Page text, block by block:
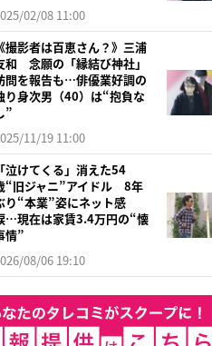
02/08 11:00
《撮影者は百恵さん？》三浦
和 念願の「縁結び神社」
問を報告も…俳優業好調の
り身次男（40）は“抱負な
”
11/19 11:00
「泣けてくる」消えた54
“旧ジャニ”アイドル 8年
り“本業”姿にネット感
…現在は家賃3.4万円の“懐
情”
08/06 19:10